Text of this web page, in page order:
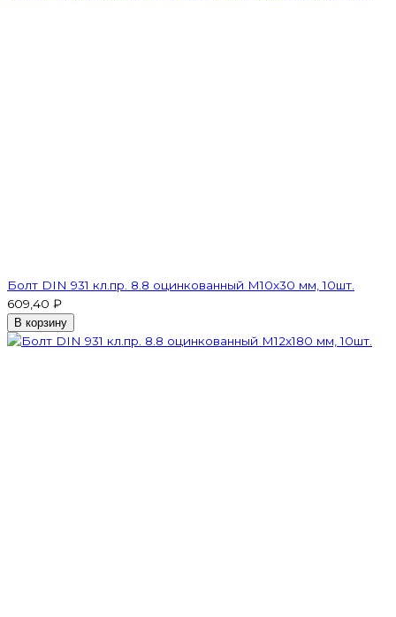
Болт DIN 931 кл.пр. 8.8 оцинкованный М10х30 мм, 10шт.
609,40 ₽
В корзину